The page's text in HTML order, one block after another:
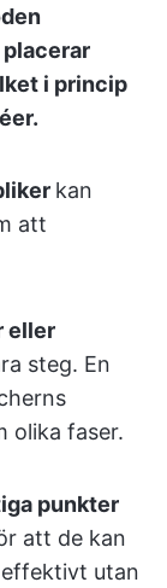
i princip
kan
att
eller
steg. En
olika faser.
punkter
att de kan
utan